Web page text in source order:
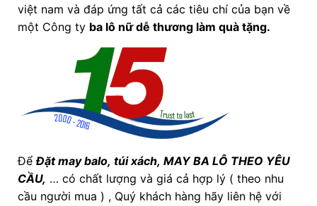
việt nam và đáp ứng tất cả các tiêu chí của bạn về
một Công ty ba lô nữ dễ thương làm quà tặng.
ĐểĐặt may balo, túi xách, MAY BA LÔ THEO YÊU
CẦU, … có chất lượng và giá cả hợp lý ( theo nhu
cầu người mua ) , Quý khách hàng hãy liên hệ với